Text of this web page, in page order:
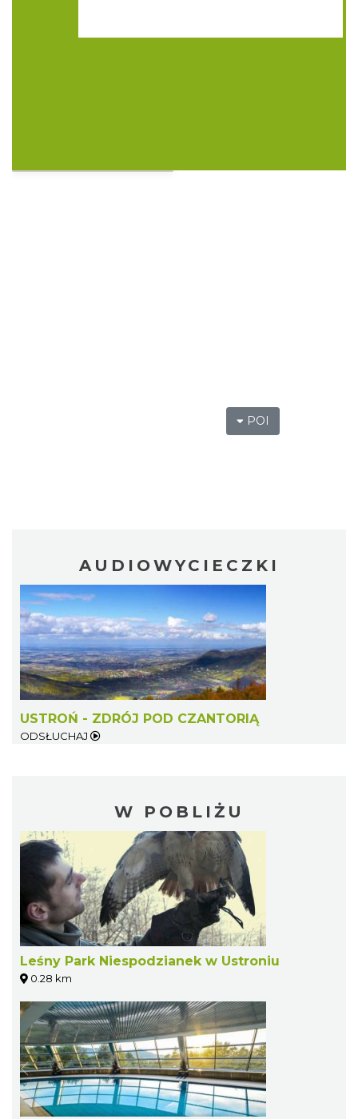
POI
AUDIOWYCIECZKI
USTROŃ - ZDRÓJ POD CZANTORIĄ
ODSŁUCHAJ
W POBLIŻU
Leśny Park Niespodzianek w Ustroniu
0.28 km